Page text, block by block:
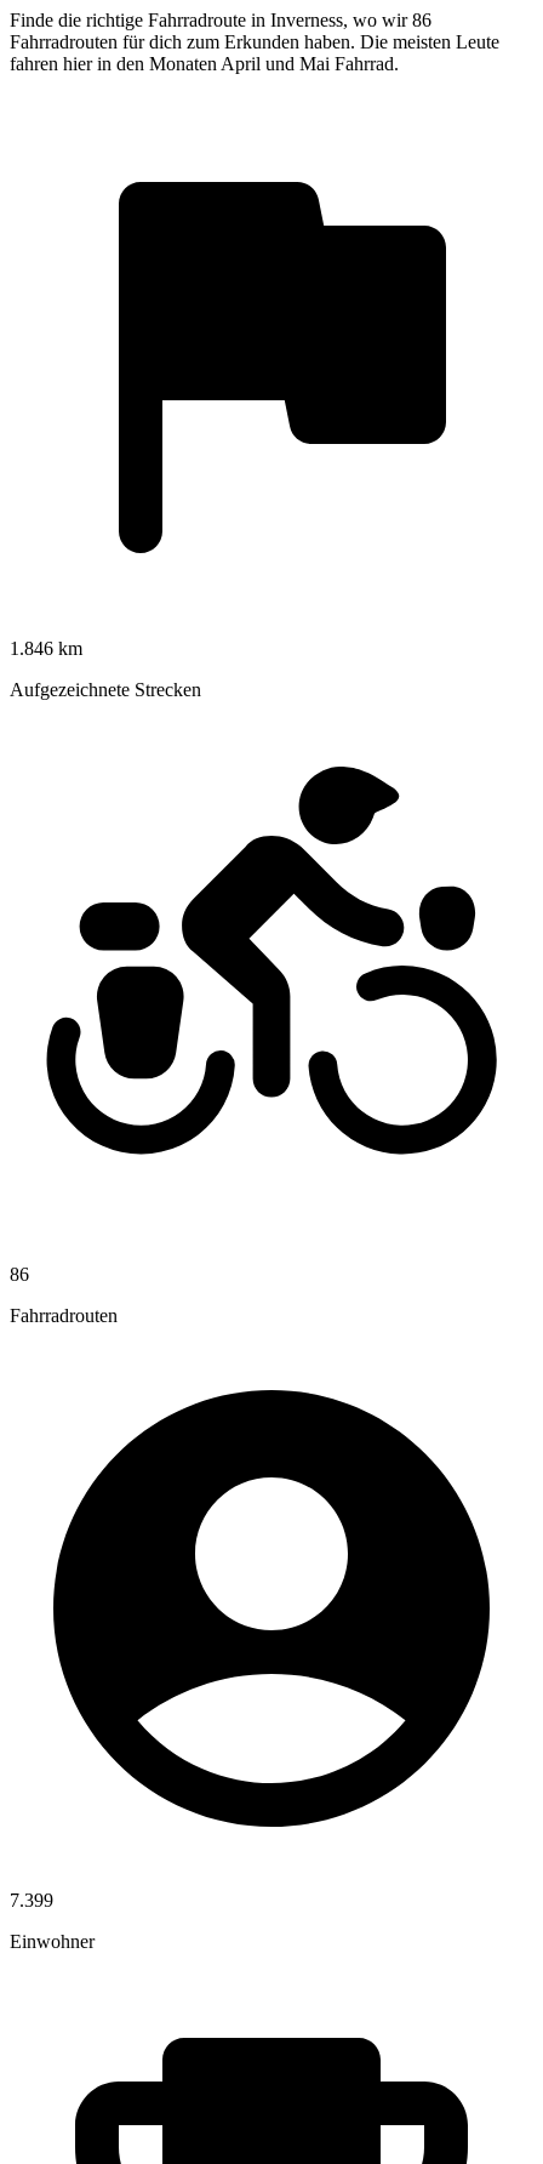
Finde die richtige Fahrradroute in Inverness, wo wir 86
Fahrradrouten für dich zum Erkunden haben. Die meisten Leute
fahren hier in den Monaten April und Mai Fahrrad.
1.846 km
Aufgezeichnete Strecken
86
Fahrradrouten
7.399
Einwohner